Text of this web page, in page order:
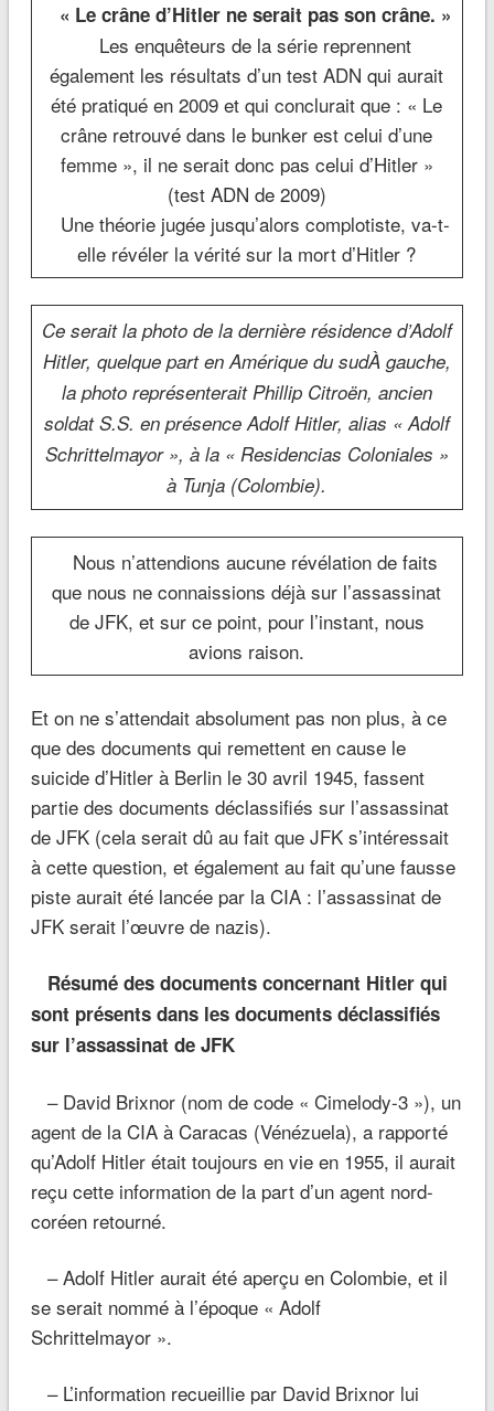
« Le crâne d’Hitler ne serait pas son crâne. »
Les enquêteurs de la série reprennent
également les résultats d’un test ADN qui aurait
été pratiqué en 2009 et qui conclurait que : « Le
crâne retrouvé dans le bunker est celui d’une
femme », il ne serait donc pas celui d’Hitler »
(test ADN de 2009)
Une théorie jugée jusqu’alors complotiste, va-t-
elle révéler la vérité sur la mort d’Hitler ?
Ce serait la photo de la dernière résidence d’Adolf
Hitler, quelque part en Amérique du sudÀ gauche,
la photo représenterait Phillip Citroën, ancien
soldat S.S. en présence Adolf Hitler, alias « Adolf
Schrittelmayor », à la « Residencias Coloniales »
à Tunja (Colombie).
Nous n’attendions aucune révélation de faits
que nous ne connaissions déjà sur l’assassinat
de JFK, et sur ce point, pour l’instant, nous
avions raison.
Et on ne s’attendait absolument pas non plus, à ce
que des documents qui remettent en cause le
suicide d’Hitler à Berlin le 30 avril 1945, fassent
partie des documents déclassifiés sur l’assassinat
de JFK (cela serait dû au fait que JFK s’intéressait
à cette question, et également au fait qu’une fausse
piste aurait été lancée par la CIA : l’assassinat de
JFK serait l’œuvre de nazis).
Résumé des documents concernant Hitler qui
sont présents dans les documents déclassifiés
sur l’assassinat de JFK
– David Brixnor (nom de code « Cimelody-3 »), un
agent de la CIA à Caracas (Vénézuela), a rapporté
qu’Adolf Hitler était toujours en vie en 1955, il aurait
reçu cette information de la part d’un agent nord-
coréen retourné.
– Adolf Hitler aurait été aperçu en Colombie, et il
se serait nommé à l’époque « Adolf
Schrittelmayor ».
– L’information recueillie par David Brixnor lui